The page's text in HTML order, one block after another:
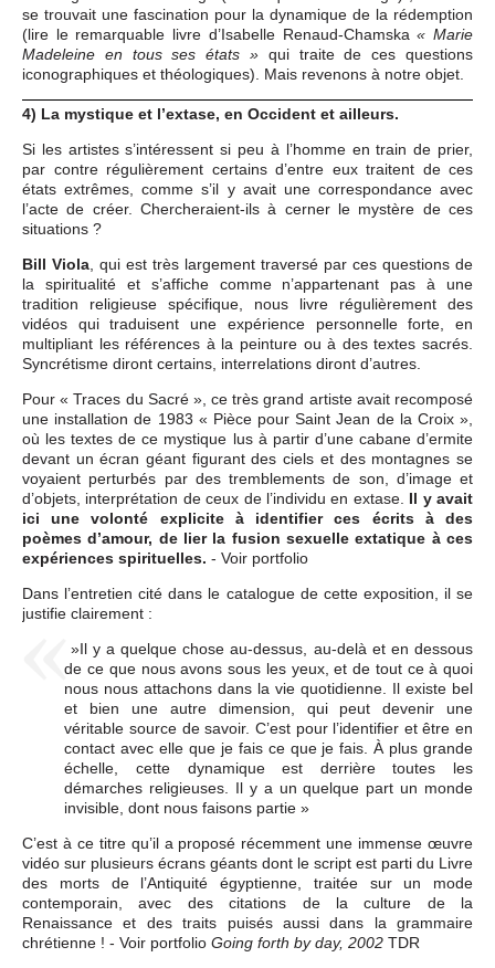
se trouvait une fascination pour la dynamique de la rédemption
(lire le remarquable livre d’Isabelle Renaud-Chamska« Marie
Madeleine en tous ses états » qui traite de ces questions
iconographiques et théologiques). Mais revenons à notre objet.
4) La mystique et l’extase, en Occident et ailleurs.
Si les artistes s’intéressent si peu à l’homme en train de prier,
par contre régulièrement certains d’entre eux traitent de ces
états extrêmes, comme s’il y avait une correspondance avec
l’acte de créer. Chercheraient-ils à cerner le mystère de ces
situations ?
Bill Viola , qui est très largement traversé par ces questions de
la spiritualité et s’affiche comme n’appartenant pas à une
tradition religieuse spécifique, nous livre régulièrement des
vidéos qui traduisent une expérience personnelle forte, en
multipliant les références à la peinture ou à des textes sacrés.
Syncrétisme diront certains, interrelations diront d’autres.
Pour « Traces du Sacré », ce très grand artiste avait recomposé
une installation de 1983 « Pièce pour Saint Jean de la Croix »,
où les textes de ce mystique lus à partir d’une cabane d’ermite
devant un écran géant figurant des ciels et des montagnes se
voyaient perturbés par des tremblements de son, d’image et
d’objets, interprétation de ceux de l’individu en extase. Il y avait
ici une volonté explicite à identifier ces écrits à des
poèmes d’amour, de lier la fusion sexuelle extatique à ces
expériences spirituelles. - Voir portfolio
Dans l’entretien cité dans le catalogue de cette exposition, il se
justifie clairement :
»Il y a quelque chose au-dessus, au-delà et en dessous
de ce que nous avons sous les yeux, et de tout ce à quoi
nous nous attachons dans la vie quotidienne. Il existe bel
et bien une autre dimension, qui peut devenir une
véritable source de savoir. C’est pour l’identifier et être en
contact avec elle que je fais ce que je fais. À plus grande
échelle, cette dynamique est derrière toutes les
démarches religieuses. Il y a un quelque part un monde
invisible, dont nous faisons partie »
C’est à ce titre qu’il a proposé récemment une immense œuvre
vidéo sur plusieurs écrans géants dont le script est parti du Livre
des morts de l’Antiquité égyptienne, traitée sur un mode
contemporain, avec des citations de la culture de la
Renaissance et des traits puisés aussi dans la grammaire
chrétienne ! - Voir portfolio Going forth by day, 2002 TDR